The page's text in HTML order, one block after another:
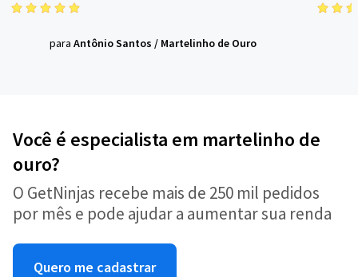
para Antônio Santos / Martelinho de Ouro
Você é especialista em martelinho de
ouro?
O GetNinjas recebe mais de 250 mil pedidos
por mês e pode ajudar a aumentar sua renda
Quero me cadastrar